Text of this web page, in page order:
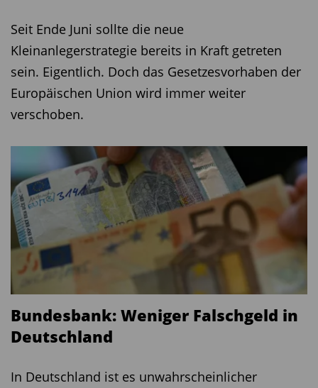
Seit Ende Juni sollte die neue
Kleinanlegerstrategie bereits in Kraft getreten
sein. Eigentlich. Doch das Gesetzesvorhaben der
Europäischen Union wird immer weiter
verschoben.
Bundesbank: Weniger Falschgeld in
Deutschland
In Deutschland ist es unwahrscheinlicher